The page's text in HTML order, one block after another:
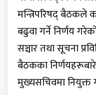
मन्त्रिपरिषद् बैठकले
बढुवा गर्ने निर्णय
सञ्चार तथा सूचना
बैठकका
मुख्यसचिवमा नियुक्त